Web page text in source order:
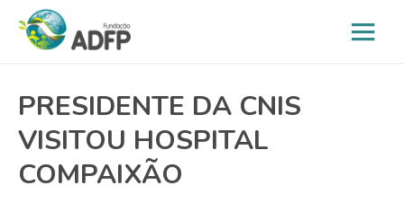
PRESIDENTE DA CNIS
VISITOU HOSPITAL
COMPAIXÃO